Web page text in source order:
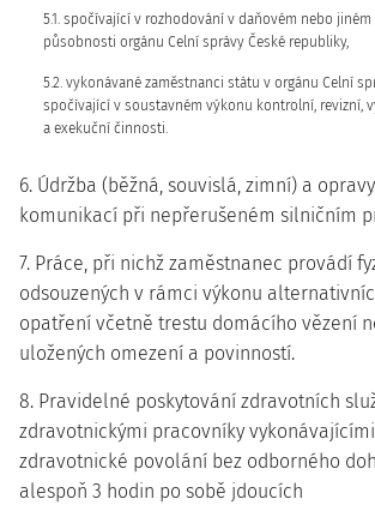
5.1. spočívající v rozhodování v daňovém nebo
působnosti orgánu Celní správy České republiky,
5.2. vykonávané zaměstnanci státu v orgánu Celní
spočívající v soustavném výkonu kontrolní, revizní,
a exekuční činnosti.
6. Údržba (běžná, souvislá, zimní) a
komunikací při nepřerušeném silničním
7. Práce, při nichž zaměstnanec provádí
odsouzených v rámci výkonu
opatření včetně trestu domácího vězení
uložených omezení a povinností.
8. Pravidelné poskytování zdravotních
zdravotnickými pracovníky
zdravotnické povolání bez odborného
alespoň 3 hodin po sobě jdoucích